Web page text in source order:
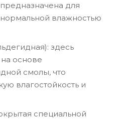
для
влажностью
здесь
основе
смолы, что
влагостойкость и
специальной